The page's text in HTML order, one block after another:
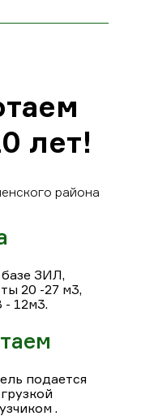
лет!
района
ЗИЛ,
20 -27 м3,
- 12м3.
подается
.